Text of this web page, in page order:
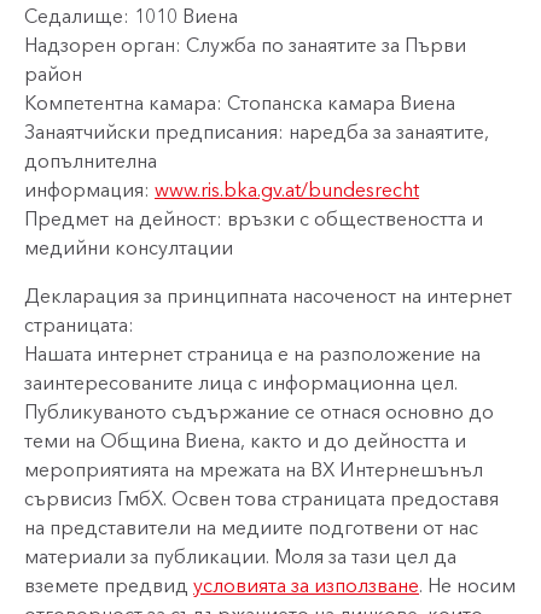
Седалище: 1010 Виена
Надзорен орган: Служба по занаятите за Първи
район
Компетентна камара: Стопанска камара Виена
Занаятчийски предписания: наредба за занаятите,
допълнителна
информация: www.ris.bka.gv.at/bundesrecht
Предмет на дейност: връзки с обществеността и
медийни консултации
Декларация за принципната насоченост на интернет
страницата:
Нашата интернет страница е на разположение на
заинтересованите лица с информационна цел.
Публикуваното съдържание се отнася основно до
теми на Община Виена, както и до дейността и
мероприятията на мрежата на ВХ Интернешънъл
сървисиз ГмбХ. Освен това страницата предоставя
на представители на медиите подготвени от нас
материали за публикации. Моля за тази цел да
вземете предвид условията за използване. Не носим